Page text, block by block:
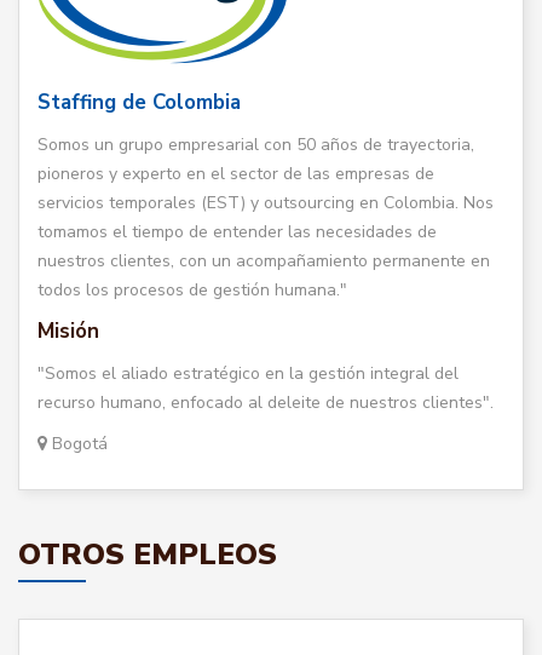
Staffing de Colombia
Somos un grupo empresarial con 50 años de trayectoria,
pioneros y experto en el sector de las empresas de
servicios temporales (EST) y outsourcing en Colombia. Nos
tomamos el tiempo de entender las necesidades de
nuestros clientes, con un acompañamiento permanente en
todos los procesos de gestión humana."
Misión
"Somos el aliado estratégico en la gestión integral del
recurso humano, enfocado al deleite de nuestros clientes".
Bogotá
OTROS EMPLEOS